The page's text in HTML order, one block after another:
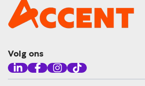
Volg ons